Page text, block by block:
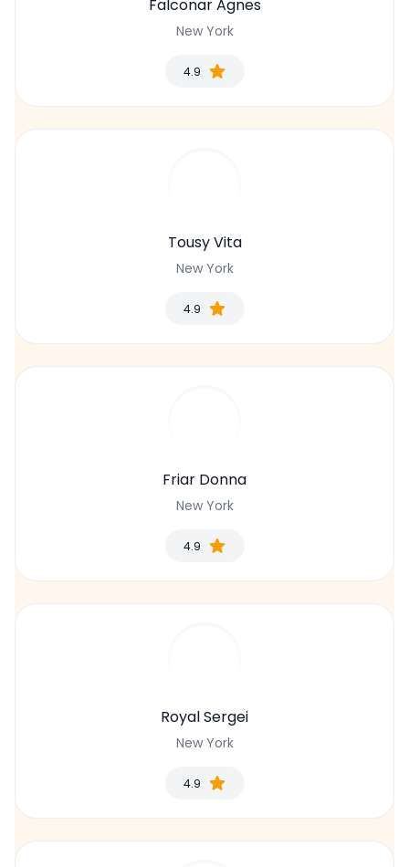
Falconar Agnes
New York
4.9
Tousy Vita
New York
4.9
Friar Donna
New York
4.9
Royal Sergei
New York
4.9